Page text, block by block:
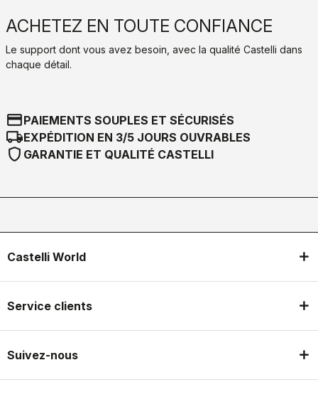
ACHETEZ EN TOUTE CONFIANCE
Le support dont vous avez besoin, avec la qualité Castelli dans
chaque détail.
credit_cardPAIEMENTS SOUPLES ET SÉCURISÉS
local_shippingEXPÉDITION EN 3/5 JOURS OUVRABLES
shield GARANTIE ET QUALITÉ CASTELLI
Castelli World
Service clients
Suivez-nous